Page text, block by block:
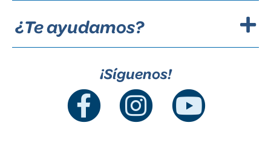
¿Te ayudamos?
¡Síguenos!